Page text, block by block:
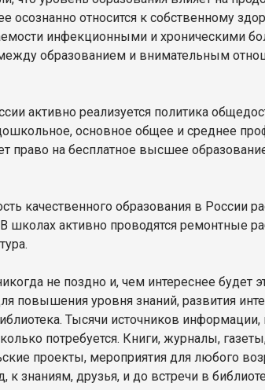
осознанно относится к собственному
инфекционными и хроническими
образованием и внимательным
активно реализуется политика
основное общее и среднее
на бесплатное высшее
качественного образования в России
школах активно проводятся ремонтные
не поздно и, чем интереснее
повышения уровня знаний, развития
Тысячи источников
потребуется. Книги, журналы,
проекты, мероприятия для любого
к знаниям, друзья, и до встречи в